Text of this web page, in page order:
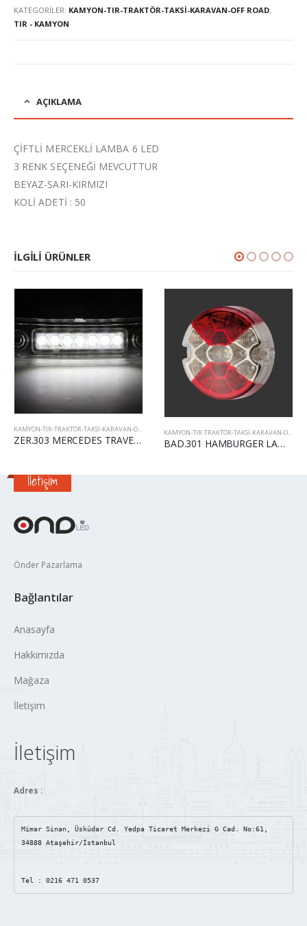
KATEGORILER: KAMYON-TIR-TRAKTÖR-TAKSI-KARAVAN-OFF ROAD,
TIR - KAMYON
AÇIKLAMA
ÇİFTLİ MERCEKLİ LAMBA 6 LED
3 RENK SEÇENEĞİ MEVCUTTUR
BEYAZ-SARI-KIRMIZI
KOLİ ADETİ : 50
İLGILI ÜRÜNLER
KAMYON-TIR-TRAKTÖR-TAKSI-KARAVAN-OFF ROAD ,TIR - KAMYON
ZER.303 MERCEDES TRAVEGO KAŞ LAMBA
KAMYON-TIR-TRAKTÖR-TAKSI-KARAVAN-OFF ROAD ,TIR - KAMYON
BAD.301 HAMBURGER LAMBA 4 FONK.KÜÇÜK (9,5CM) TH-500 HAMBURGER
İletişim
Önder Pazarlama
Bağlantılar
Anasayfa
Hakkımızda
Mağaza
İletişim
İletişim
Adres :
Mimar Sinan, Üsküdar Cd. Yedpa Ticaret Merkezi G Cad. No:61,
34888 Ataşehir/İstanbul
Tel : 0216 471 0537